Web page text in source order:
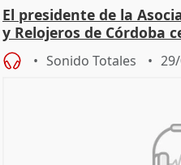
El presidente de la
y Relojeros de Córdoba
Sonido Totales